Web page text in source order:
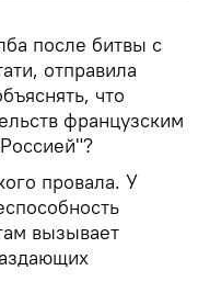
после битвы с
отправила
что
французским
провала. У
вызывает